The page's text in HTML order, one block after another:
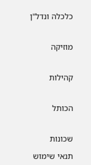
כלכלה ונדל"ן
מוזיקה
קהילות
הכותל
שכונות
תנאי שימוש